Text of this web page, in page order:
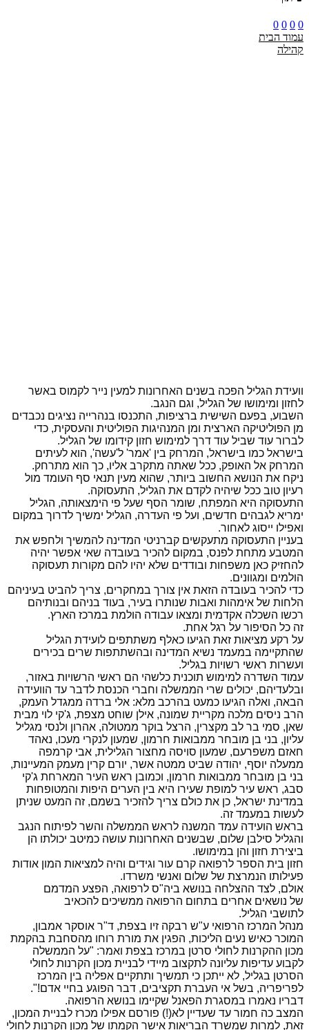
0
0
0
0
עמוד הבית
קהילה
וועידת הגליל הפכה בשנים האחרונות למעין נייר לקמוס באשר
לחזון ומימושו של הגליל, וגם הנגב.
השבוע, בפעם השישית ברציפות, התכנסו בנהרייה נציגים נכבדים
מן הפוליטיקה הארצית ומן המנהיגות הפוליטית והעסקית, כדי
לברור עוד שביל עוד דרך למימוש חזון קידומו של הגליל.
בישראל כמו בישראל, המרחק בין 'אמר' ל'עשה', הוא לעיתים
המרחק אל האופק, ככל שאתה מתקרב אליו, כך הוא מתרחק.
ניקח את הנושא החשוב ביותר, שהוא מעין תנאי סף העומד מול
רעיון טוב ככל שיהיה לקדם את הגליל, התעסוקה.
התעסוקה היא המפתח, שומר הסף שעל פי הימצאותה, הגליל
ימריא לגבהים חדשים, ועל פי העדרה, הגליל ימשיך לדרוך במקום
ואפילו ייסוג לאחור.
בעניין התעסוקה מתעקשים קברניטי המדינה להמשיך ולחפש את
המטבע מתחת לפנס, במקום להכיר בעובדה שאי אפשר יהיה
להחזיק כאן משפחות ובודדים שלא יהיו להם מקורות תעסוקה
הולמים ומגוונים.
כדי להכיר בעובדה הזאת אין צורך במחקרים, צריך להביט בעיניהם
הלחות של אימהות ואבות שנותרו בעיר, בעוד בניהם ובנותיהם
רכשו השכלה אקדמית ומצאו עבודה הולמת במרכז הארץ.
זה כל הסיפור על רגל אחת.
על רקע מציאות זאת הגיעו כאלף משתתפים לועידת הגליל
שהתקיימה במעמד נשיא המדינה ובהשתתפות שרים בכירים
ועשרות ראשי רשויות בגליל.
עמוד השדרה למימוש תוכנית כלשהי הם ראשי הרשויות באזור,
ובלעדיהם, יכולים שרי הממשלה וחברי הכנסת לדבר עד הוועידה
הבאה, ואלה הגיעו כמעט בהרכב מלא: אלי ברדה ממגדל העמק,
הרב ניסים מלכה מקריית שמונה, אילן שוחט מצפת, ג'קי לוי מבית
שאן, סמי בר לב מקצרין, הרצל בוקר ממטולה, אהרון ולנסי מגליל
עליון, בני בן מובחר ממבואות חרמון, שמעון לנקרי מעכו, נאהד
חאזם משפרעם, שמעון סויסה מחצור הגלילית, אבי קרמפה
ממעלה יוסף, יהודה שביט ממטה אשר, יורם קרין מעמק המעיינות,
בני בן מובחר ממבואות חרמון, וכמובן ראש העיר המארחת ג'קי
סבג, ראש עיר למופת שעירו היא בין הערים היפות והמטופחות
במדינת ישראל, כן את כולם צריך להזכיר בשמם, זה המעט שניתן
לעשות במעמד זה.
בראש הועידה עמד המשנה לראש הממשלה והשר לפיתוח הנגב
והגליל סילבן שלום, שבשנים האחרונות עושה כמיטב יכולתו הן
ביצירת חזון והן במימושו.
חזון בית הספר לרפואה קרם עור וגידים והיה למציאות המון אודות
פעילותו הנמרצת של שלום ואנשי משרדו.
אולם, לצד ההצלחה בנושא ביה"ס לרפואה, הפצע המדמם
של נושאים אחרים בתחום הרפואה ממשיכים להכאיב
לתושבי הגליל.
מנהל המרכז הרפואי ע"ש רבקה זיו בצפת, ד"ר אוסקר אמבון,
המוכר כאיש נעים הליכות, הפגין את מורת רוחו מהסחבת בהקמת
מכון ההקרנות לחולי סרטן במרכז בצפת ואמר: "על הממשלה
לקבוע עדיפות עליונה לתקצוב מיידי לבניית מכון הקרנות לחולי
הסרטן בגליל, לא ייתכן כי תמשיך ותתקיים אפליה בין המרכז
לפריפריה, בשל אי העברת תקציבים, דבר הפוגע בחיי אדם!".
דבריו נאמרו במסגרת הפאנל שקיימו בנושא הרפואה.
המצב כה חמור עד שעדיין לא(!) פורסם אפילו מכרז לבניית המכון,
זאת, למרות שמשרד הבריאות אישר הקמתו של מכון הקרנות לחולי